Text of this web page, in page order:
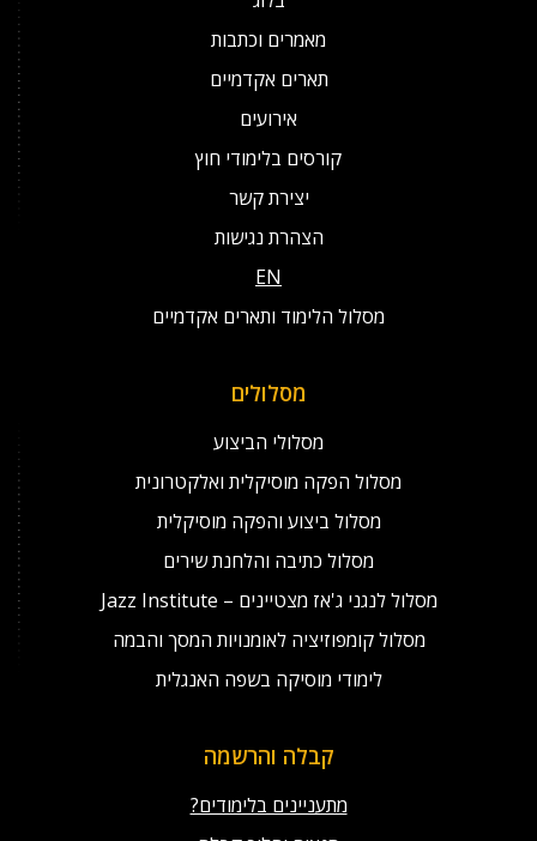
מאמרים וכתבות
תארים אקדמיים
אירועים
קורסים בלימודי חוץ
יצירת קשר
הצהרת נגישות
EN
מסלול הלימוד ותארים אקדמיים
מסלולים
מסלולי הביצוע
מסלול הפקה מוסיקלית ואלקטרונית
מסלול ביצוע והפקה מוסיקלית
מסלול כתיבה והלחנת שירים
מסלול לנגני ג'אז מצטיינים – Jazz Institute
מסלול קומפוזיציה לאומנויות המסך והבמה
לימודי מוסיקה בשפה האנגלית
קבלה והרשמה
מתעניינים בלימודים?